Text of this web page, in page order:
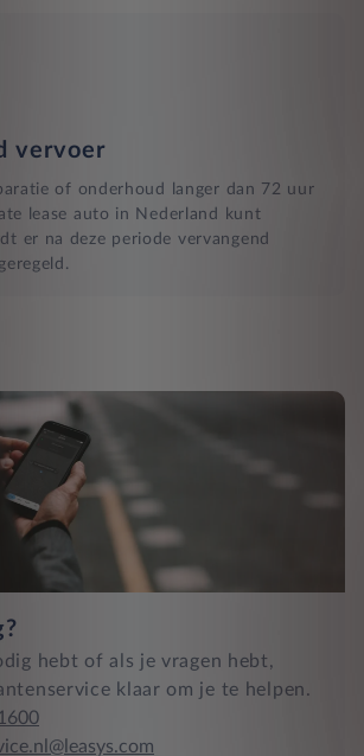
vervoer
of onderhoud langer dan 72 uur
lease auto in Nederland kunt
er na deze periode vervangend
hebt of als je vragen hebt,
klaar om je te helpen.